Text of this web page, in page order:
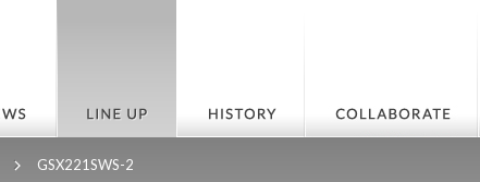
GSX221SWS-2